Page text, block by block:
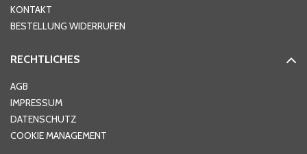
Ort*
Telefon
KONTAKT
BESTELLUNG WIDERRUFEN
RECHTLICHES
AGB
IMPRESSUM
DATENSCHUTZ
COOKIE MANAGEMENT